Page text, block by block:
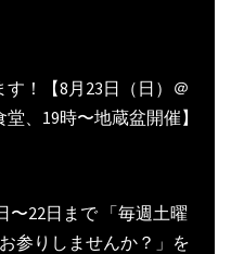
！【8月23日（日）＠
、19時〜地蔵盆開催】
〜22日まで 「毎週土曜
参りしませんか？」を